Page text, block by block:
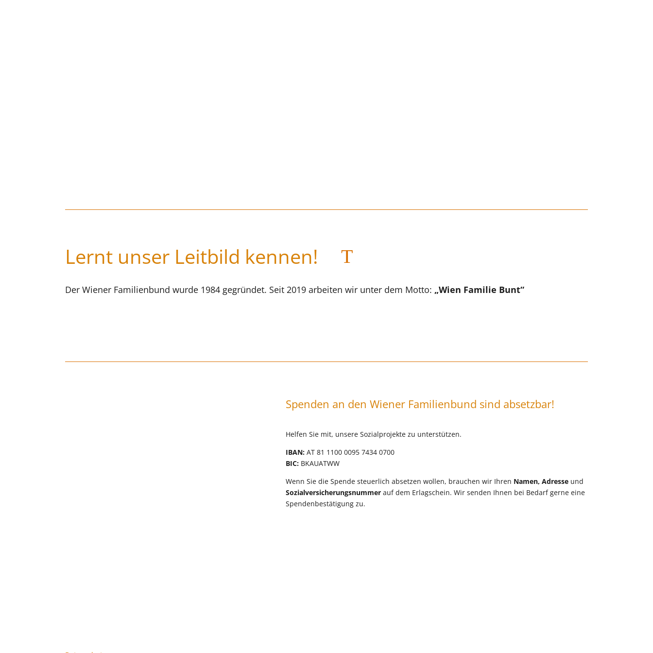
Lernt unser Leitbild kennen! T
Der Wiener Familienbund wurde 1984 gegründet. Seit 2019 arbeiten wir unter dem Motto: „Wien Familie Bunt“
Spenden an den Wiener Familienbund sind absetzbar!
Helfen Sie mit, unsere Sozialprojekte zu unterstützen.
IBAN: AT 81 1100 0095 7434 0700
BIC: BKAUATWW
Wenn Sie die Spende steuerlich absetzen wollen, brauchen wir Ihren Namen, Adresse und
Sozialversicherungsnummer auf dem Erlagschein. Wir senden Ihnen bei Bedarf gerne eine
Spendenbestätigung zu.